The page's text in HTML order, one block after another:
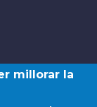
millorar la